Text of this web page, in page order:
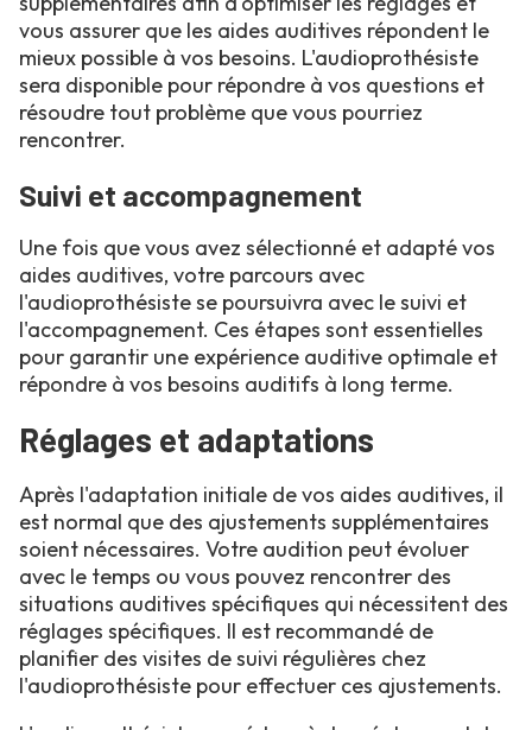
vous assurer que les aides auditives répondent le
mieux possible à vos besoins. L'audioprothésiste
sera disponible pour répondre à vos questions et
résoudre tout problème que vous pourriez
rencontrer.
Suivi et accompagnement
Une fois que vous avez sélectionné et adapté vos
aides auditives, votre parcours avec
l'audioprothésiste se poursuivra avec le suivi et
l'accompagnement. Ces étapes sont essentielles
pour garantir une expérience auditive optimale et
répondre à vos besoins auditifs à long terme.
Réglages et adaptations
Après l'adaptation initiale de vos aides auditives, il
est normal que des ajustements supplémentaires
soient nécessaires. Votre audition peut évoluer
avec le temps ou vous pouvez rencontrer des
situations auditives spécifiques qui nécessitent des
réglages spécifiques. Il est recommandé de
planifier des visites de suivi régulières chez
l'audioprothésiste pour effectuer ces ajustements.